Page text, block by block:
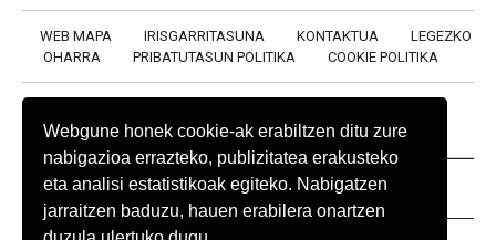
Webgune honek cookie-ak erabiltzen ditu zure
nabigazioa errazteko, publizitatea erakusteko
eta analisi estatistikoak egiteko. Nabigatzen
jarraitzen baduzu, hauen erabilera onartzen
WEB MAPA IRISGARRITASUNA KONTAKTUA
LEGEZKO
OHARRA
PRIBATUTASUN POLITIKA COOKIE POLITIKA
BABESLEAK